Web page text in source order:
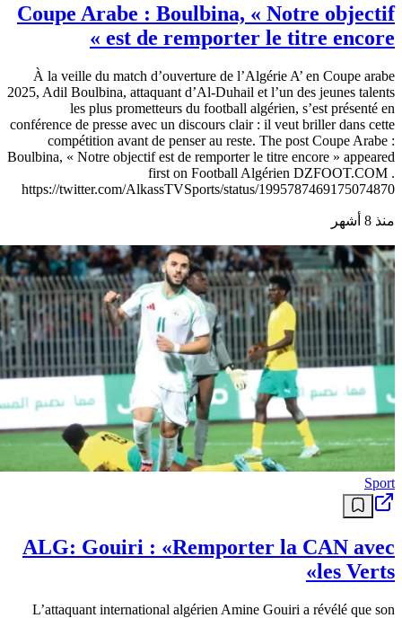
Coupe Arabe : Boulbina, « Notre objectif
est de remporter le titre encore »
À la veille du match d’ouverture de l’Algérie A’ en Coupe arabe
2025, Adil Boulbina, attaquant d’Al-Duhail et l’un des jeunes talents
les plus prometteurs du football algérien, s’est présenté en
conférence de presse avec un discours clair : il veut briller dans cette
compétition avant de penser au reste. The post Coupe Arabe :
Boulbina, « Notre objectif est de remporter le titre encore » appeared
first on Football Algérien DZFOOT.COM .
https://twitter.com/AlkassTVSports/status/1995787469175074870
منذ 8 أشهر
Sport
ALG: Gouiri : «Remporter la CAN avec
les Verts»
L’attaquant international algérien Amine Gouiri a révélé que son